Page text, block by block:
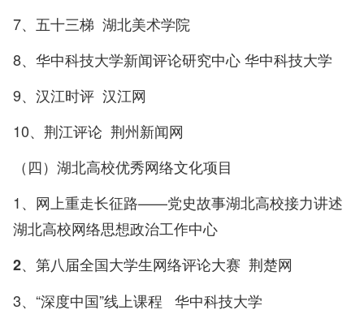
7、五十三梯 湖北美术学院
8、华中科技大学新闻评论研究中心 华中科技大学
9、汉江时评 汉江网
10、荆江评论 荆州新闻网
（四）湖北高校优秀网络文化项目
1、网上重走长征路——党史故事湖北高校接力讲述
湖北高校网络思想政治工作中心
2、第八届全国大学生网络评论大赛 荆楚网
3、“深度中国”线上课程 华中科技大学